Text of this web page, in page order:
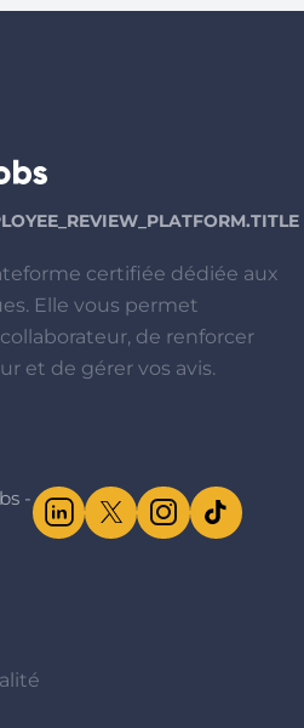
certifiée dédiée aux
Elle vous permet
collaborateur, de renforcer
et de gérer vos avis.
-